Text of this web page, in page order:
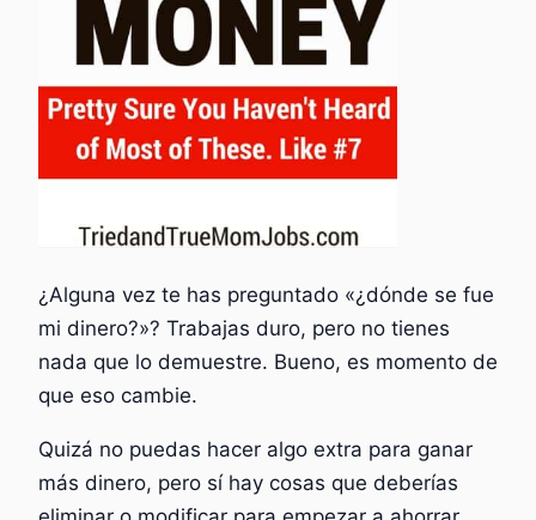
¿Alguna vez te has preguntado «¿dónde se fue
mi dinero?»? Trabajas duro, pero no tienes
nada que lo demuestre. Bueno, es momento de
que eso cambie.
Quizá no puedas hacer algo extra para ganar
más dinero, pero sí hay cosas que deberías